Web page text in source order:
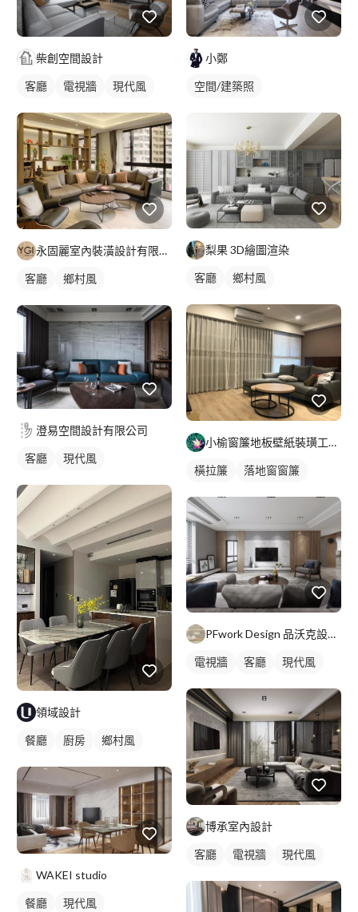
柴創空間設計
客廳 電視牆 現代風
永固麗室內裝潢設計有限公司
客廳 鄉村風
澄易空間設計有限公司
客廳 現代風
領域設計
餐廳 廚房 鄉村風
WAKEI studio
餐廳 現代風
小鄭
空間/建築照
梨果 3D繪圖渲染
客廳 鄉村風
小榆窗簾地板壁紙裝璜工廠/山辰室內設計
橫拉簾 落地窗窗簾
PFwork Design 品沃克設計 l 工程 安信建築經理屢約保證
電視牆 客廳 現代風
博承室內設計
客廳 電視牆 現代風